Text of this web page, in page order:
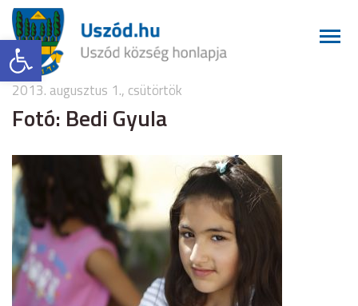
Eszköztár megnyitása
2013. augusztus 1., csütörtök
Fotó: Bedi Gyula